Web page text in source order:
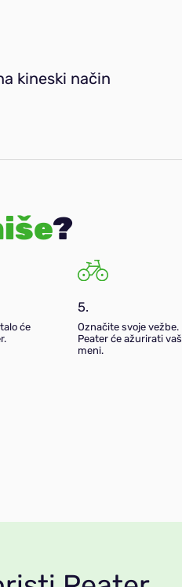
kineski način
?
će
5.
Označite svoje vežbe.
Peater će ažurirati vaš
meni.